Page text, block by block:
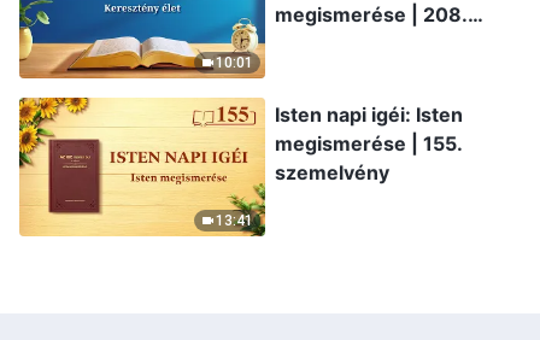
10:01
megismerése | 208.
13:41
Isten napi igéi: Isten
megismerése | 155.
szemelvény